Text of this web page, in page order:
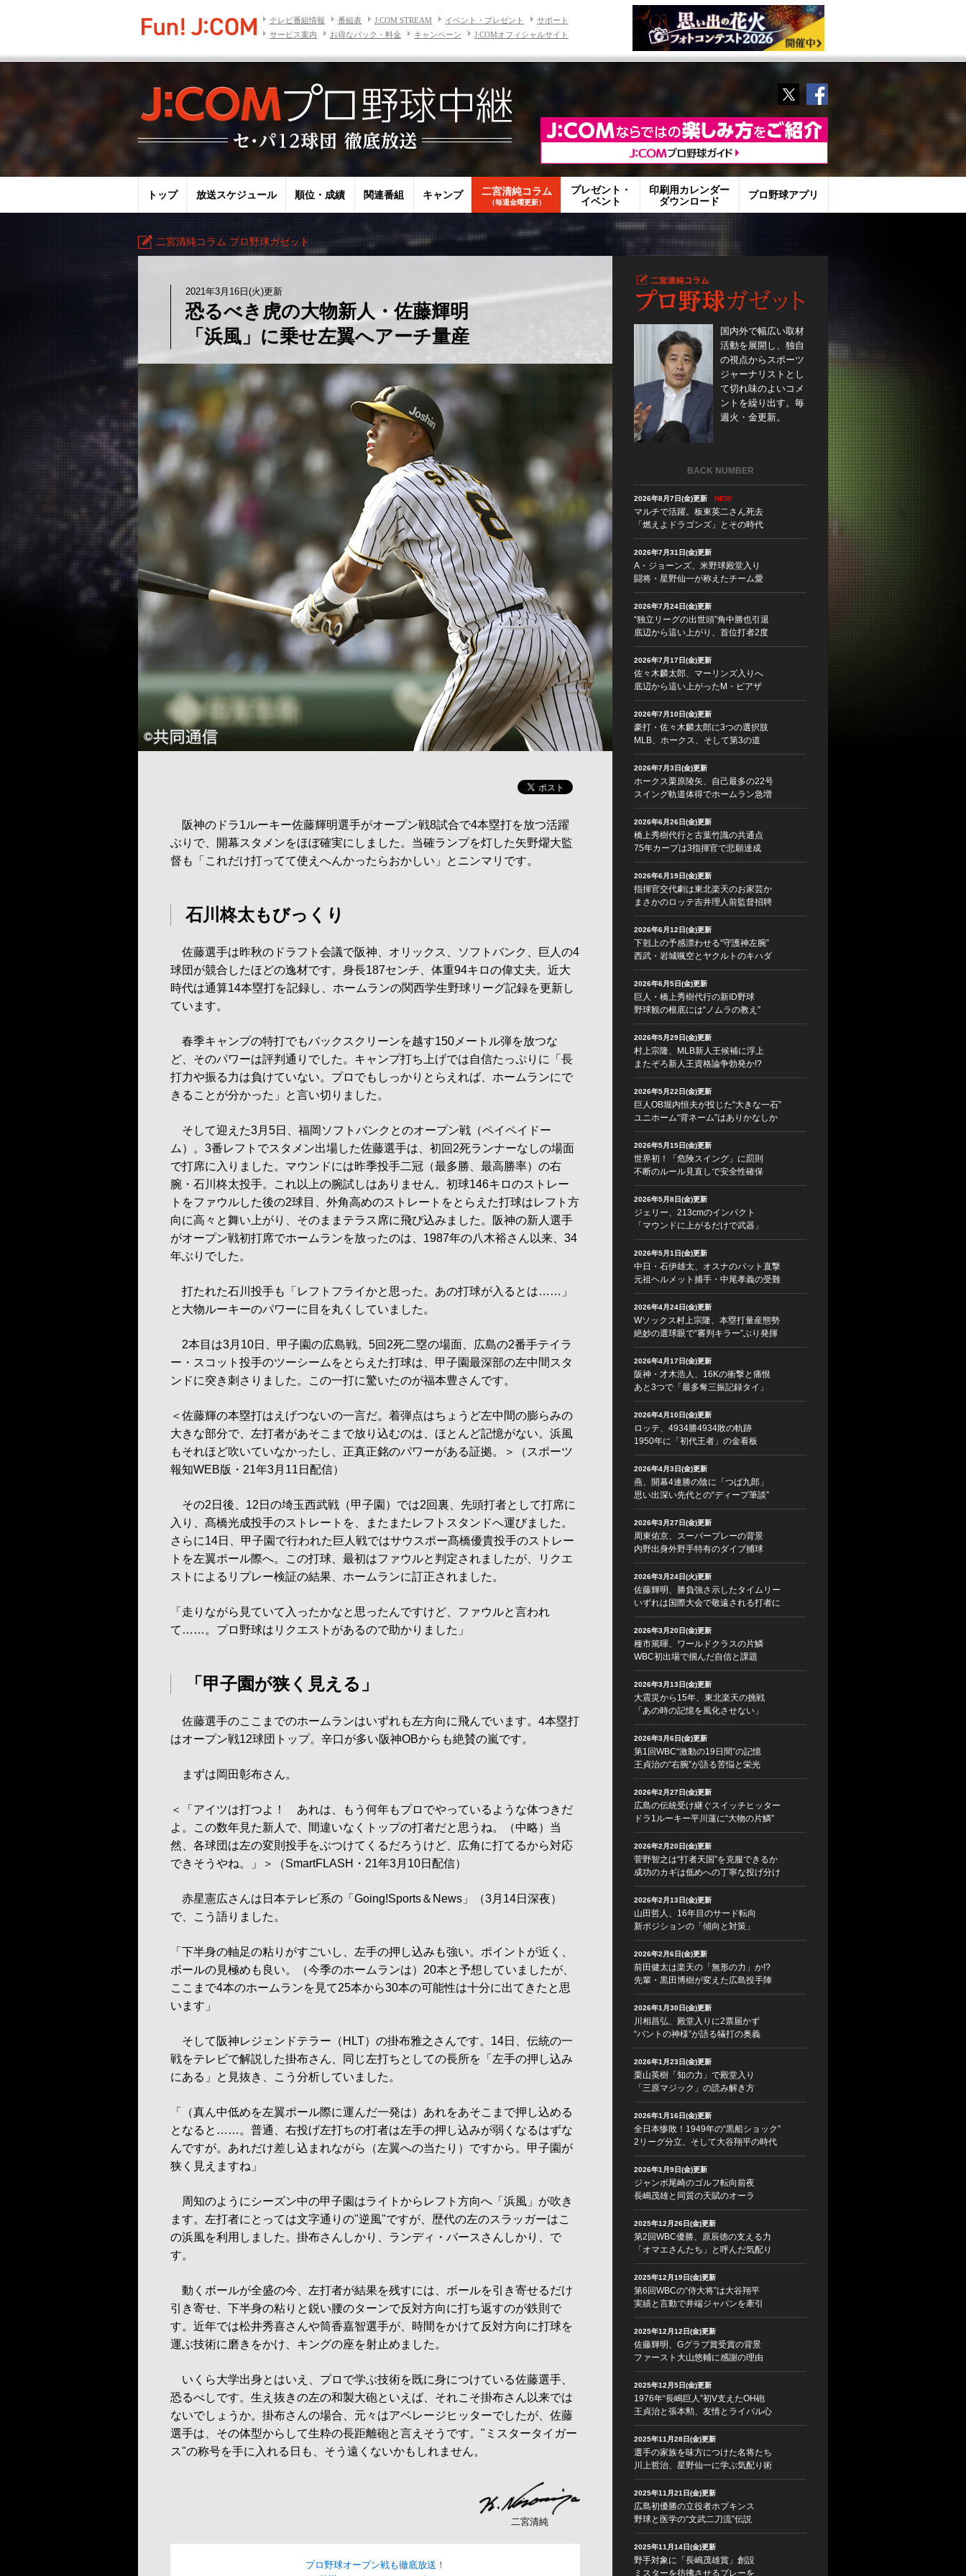
テレビ番組情報 番組表 J:COM STREAM イベント・プレゼント
サポート
サービス案内
お得なパック・料金 キャンペーン J:COMオフィシャルサイト
TwitterFacebook
トップ 放送スケジュール 順位・成績 関連番組 キャンプ 二宮清純コラム
（毎週金曜更新）
プレゼント・
イベント
印刷用カレンダー
ダウンロード
プロ野球アプリ
二宮清純コラム プロ野球ガゼット
2021年3月16日(火)更新
恐るべき虎の大物新人・佐藤輝明
「浜風」に乗せ左翼へアーチ量産
阪神のドラ1ルーキー佐藤輝明選手がオープン戦8試合で4本塁打を放つ活躍
ぶりで、開幕スタメンをほぼ確実にしました。当確ランプを灯した矢野燿大監
督も「これだけ打ってて使えへんかったらおかしい」とニンマリです。
石川柊太もびっくり
佐藤選手は昨秋のドラフト会議で阪神、オリックス、ソフトバンク、巨人の4
球団が競合したほどの逸材です。身長187センチ、体重94キロの偉丈夫。近大
時代は通算14本塁打を記録し、ホームランの関西学生野球リーグ記録を更新し
ています。
春季キャンプの特打でもバックスクリーンを越す150メートル弾を放つな
ど、そのパワーは評判通りでした。キャンプ打ち上げでは自信たっぷりに「長
打力や振る力は負けていない。プロでもしっかりとらえれば、ホームランにで
きることが分かった」と言い切りました。
そして迎えた3月5日、福岡ソフトバンクとのオープン戦（ペイペイドー
ム）。3番レフトでスタメン出場した佐藤選手は、初回2死ランナーなしの場面
で打席に入りました。マウンドには昨季投手二冠（最多勝、最高勝率）の右
腕・石川柊太投手。これ以上の腕試しはありません。初球146キロのストレー
トをファウルした後の2球目、外角高めのストレートをとらえた打球はレフト方
向に高々と舞い上がり、そのままテラス席に飛び込みました。阪神の新人選手
がオープン戦初打席でホームランを放ったのは、1987年の八木裕さん以来、34
年ぶりでした。
打たれた石川投手も「レフトフライかと思った。あの打球が入るとは……」
と大物ルーキーのパワーに目を丸くしていました。
2本目は3月10日、甲子園の広島戦。5回2死二塁の場面、広島の2番手テイラ
ー・スコット投手のツーシームをとらえた打球は、甲子園最深部の左中間スタ
ンドに突き刺さりました。この一打に驚いたのが福本豊さんです。
＜佐藤輝の本塁打はえげつないの一言だ。着弾点はちょうど左中間の膨らみの
大きな部分で、左打者があそこまで放り込むのは、ほとんど記憶がない。浜風
もそれほど吹いていなかったし、正真正銘のパワーがある証拠。＞（スポーツ
報知WEB版・21年3月11日配信）
その2日後、12日の埼玉西武戦（甲子園）では2回裏、先頭打者として打席に
入り、髙橋光成投手のストレートを、またまたレフトスタンドへ運びました。
さらに14日、甲子園で行われた巨人戦ではサウスポー髙橋優貴投手のストレー
トを左翼ポール際へ。この打球、最初はファウルと判定されましたが、リクエ
ストによるリプレー検証の結果、ホームランに訂正されました。
「走りながら見ていて入ったかなと思ったんですけど、ファウルと言われ
て……。プロ野球はリクエストがあるので助かりました」
「甲子園が狭く見える」
佐藤選手のここまでのホームランはいずれも左方向に飛んでいます。4本塁打
はオープン戦12球団トップ。辛口が多い阪神OBからも絶賛の嵐です。
まずは岡田彰布さん。
＜「アイツは打つよ！ あれは、もう何年もプロでやっているような体つきだ
よ。この数年見た新人で、間違いなくトップの打者だと思うね。（中略）当
然、各球団は左の変則投手をぶつけてくるだろうけど、広角に打てるから対応
できそうやね。」＞（SmartFLASH・21年3月10日配信）
赤星憲広さんは日本テレビ系の「Going!Sports＆News」（3月14日深夜）
で、こう語りました。
「下半身の軸足の粘りがすごいし、左手の押し込みも強い。ポイントが近く、
ボールの見極めも良い。（今季のホームランは）20本と予想していましたが、
ここまで4本のホームランを見て25本から30本の可能性は十分に出てきたと思
います」
そして阪神レジェンドテラー（HLT）の掛布雅之さんです。14日、伝統の一
戦をテレビで解説した掛布さん、同じ左打ちとしての長所を「左手の押し込み
にある」と見抜き、こう分析していました。
「（真ん中低めを左翼ポール際に運んだ一発は）あれをあそこまで押し込める
となると……。普通、右投げ左打ちの打者は左手の押し込みが弱くなるはずな
んですが。あれだけ差し込まれながら（左翼への当たり）ですから。甲子園が
狭く見えますね」
周知のようにシーズン中の甲子園はライトからレフト方向へ「浜風」が吹き
ます。左打者にとっては文字通りの"逆風"ですが、歴代の左のスラッガーはこ
の浜風を利用しました。掛布さんしかり、ランディ・バースさんしかり、で
す。
動くボールが全盛の今、左打者が結果を残すには、ボールを引き寄せるだけ
引き寄せ、下半身の粘りと鋭い腰のターンで反対方向に打ち返すのが鉄則で
す。近年では松井秀喜さんや筒香嘉智選手が、時間をかけて反対方向に打球を
運ぶ技術に磨きをかけ、キングの座を射止めました。
いくら大学出身とはいえ、プロで学ぶ技術を既に身につけている佐藤選手、
恐るべしです。生え抜きの左の和製大砲といえば、それこそ掛布さん以来では
ないでしょうか。掛布さんの場合、元々はアベレージヒッターでしたが、佐藤
選手は、その体型からして生粋の長距離砲と言えそうです。"ミスタータイガー
ス"の称号を手に入れる日も、そう遠くないかもしれません。
二宮清純
プロ野球オープン戦も徹底放送！
国内外で幅広い取材
活動を展開し、独自
の視点からスポーツ
ジャーナリストとし
て切れ味のよいコメ
ントを繰り出す。毎
週火・金更新。
BACK NUMBER
2026年8月7日(金)更新 NEW
マルチで活躍。板東英二さん死去
「燃えよドラゴンズ」とその時代
2026年7月31日(金)更新
A・ジョーンズ、米野球殿堂入り
闘将・星野仙一が称えたチーム愛
2026年7月24日(金)更新
“独立リーグの出世頭”角中勝也引退
底辺から這い上がり、首位打者2度
2026年7月17日(金)更新
佐々木麟太郎、マーリンズ入りへ
底辺から這い上がったM・ピアザ
2026年7月10日(金)更新
豪打・佐々木麟太郎に3つの選択肢
MLB、ホークス、そして第3の道
2026年7月3日(金)更新
ホークス栗原陵矢、自己最多の22号
スイング軌道体得でホームラン急増
2026年6月26日(金)更新
橋上秀樹代行と古葉竹識の共通点
75年カープは3指揮官で悲願達成
2026年6月19日(金)更新
指揮官交代劇は東北楽天のお家芸か
まさかのロッテ吉井理人前監督招聘
2026年6月12日(金)更新
下剋上の予感漂わせる“守護神左腕”
西武・岩城颯空とヤクルトのキハダ
2026年6月5日(金)更新
巨人・橋上秀樹代行の新ID野球
野球観の根底には“ノムラの教え”
2026年5月29日(金)更新
村上宗隆、MLB新人王候補に浮上
またぞろ新人王資格論争勃発か!?
2026年5月22日(金)更新
巨人OB堀内恒夫が投じた“大きな一石”
ユニホーム“背ネーム”はありかなしか
2026年5月15日(金)更新
世界初！「危険スイング」に罰則
不断のルール見直しで安全性確保
2026年5月8日(金)更新
ジェリー、213cmのインパクト
「マウンドに上がるだけで武器」
2026年5月1日(金)更新
中日・石伊雄太、オスナのバット直撃
元祖ヘルメット捕手・中尾孝義の受難
2026年4月24日(金)更新
Wソックス村上宗隆、本塁打量産態勢
絶妙の選球眼で“審判キラー”ぶり発揮
2026年4月17日(金)更新
阪神・才木浩人、16Kの衝撃と痛恨
あと3つで「最多奪三振記録タイ」
2026年4月10日(金)更新
ロッテ、4934勝4934敗の軌跡
1950年に「初代王者」の金看板
2026年4月3日(金)更新
燕、開幕4連勝の陰に「つば九郎」
思い出深い先代との“ディープ筆談”
2026年3月27日(金)更新
周東佑京、スーパープレーの背景
内野出身外野手特有のダイブ捕球
2026年3月24日(火)更新
佐藤輝明、勝負強さ示したタイムリー
いずれは国際大会で敬遠される打者に
2026年3月20日(金)更新
種市篤暉、ワールドクラスの片鱗
WBC初出場で掴んだ自信と課題
2026年3月13日(金)更新
大震災から15年、東北楽天の挑戦
「あの時の記憶を風化させない」
2026年3月6日(金)更新
第1回WBC“激動の19日間”の記憶
王貞治の“右腕”が語る苦悩と栄光
2026年2月27日(金)更新
広島の伝統受け継ぐスイッチヒッター
ドラ1ルーキー平川蓮に“大物の片鱗”
2026年2月20日(金)更新
菅野智之は“打者天国”を克服できるか
成功のカギは低めへの丁寧な投げ分け
2026年2月13日(金)更新
山田哲人、16年目のサード転向
新ポジションの「傾向と対策」
2026年2月6日(金)更新
前田健太は楽天の「無形の力」か!?
先輩・黒田博樹が変えた広島投手陣
2026年1月30日(金)更新
川相昌弘、殿堂入りに2票届かず
“バントの神様”が語る犠打の奥義
2026年1月23日(金)更新
栗山英樹「知の力」で殿堂入り
「三原マジック」の読み解き方
2026年1月16日(金)更新
全日本惨敗！1949年の“黒船ショック”
2リーグ分立、そして大谷翔平の時代
2026年1月9日(金)更新
ジャンボ尾崎のゴルフ転向前夜
長嶋茂雄と同質の天賦のオーラ
2025年12月26日(金)更新
第2回WBC優勝、原辰徳の支える力
「オマエさんたち」と呼んだ気配り
2025年12月19日(金)更新
第6回WBCの“侍大将”は大谷翔平
実績と言動で井端ジャパンを牽引
2025年12月12日(金)更新
佐藤輝明、Gグラブ賞受賞の背景
ファースト大山悠輔に感謝の理由
2025年12月5日(金)更新
1976年“長嶋巨人”初V支えたOH砲
王貞治と張本勲、友情とライバル心
2025年11月28日(金)更新
選手の家族を味方につけた名将たち
川上哲治、星野仙一に学ぶ気配り術
2025年11月21日(金)更新
広島初優勝の立役者ホプキンス
野球と医学の“文武二刀流”伝説
2025年11月14日(金)更新
野手対象に「長嶋茂雄賞」創設
ミスターを彷彿させるプレーを